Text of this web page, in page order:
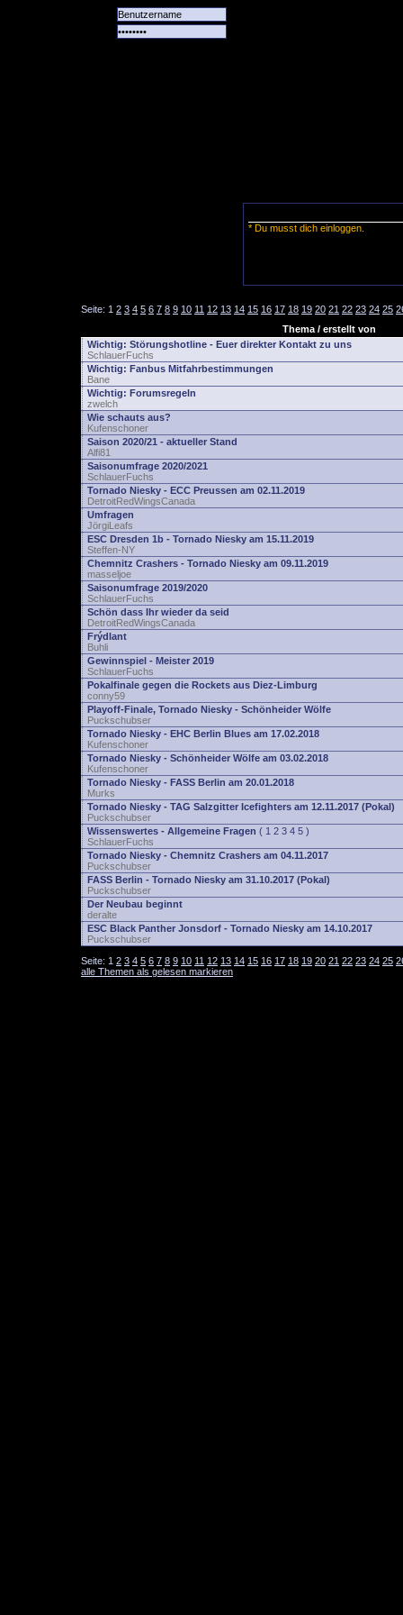
* Du musst dich einloggen.
Seite: 1 2 3 4 5 6 7 8 9 10 11 12 13 14 15 16 17 18 19 20 21 22 23 24 25
Thema / erstellt von
Wichtig: Störungshotline - Euer direkter Kontakt zu uns
SchlauerFuchs
Wichtig: Fanbus Mitfahrbestimmungen
Bane
Wichtig: Forumsregeln
zwelch
Wie schauts aus?
Kufenschoner
Saison 2020/21 - aktueller Stand
Alfi81
Saisonumfrage 2020/2021
SchlauerFuchs
Tornado Niesky - ECC Preussen am 02.11.2019
DetroitRedWingsCanada
Umfragen
JörgiLeafs
ESC Dresden 1b - Tornado Niesky am 15.11.2019
Steffen-NY
Chemnitz Crashers - Tornado Niesky am 09.11.2019
masseljoe
Saisonumfrage 2019/2020
SchlauerFuchs
Schön dass Ihr wieder da seid
DetroitRedWingsCanada
Frýdlant
Buhli
Gewinnspiel - Meister 2019
SchlauerFuchs
Pokalfinale gegen die Rockets aus Diez-Limburg
conny59
Playoff-Finale, Tornado Niesky - Schönheider Wölfe
Puckschubser
Tornado Niesky - EHC Berlin Blues am 17.02.2018
Kufenschoner
Tornado Niesky - Schönheider Wölfe am 03.02.2018
Kufenschoner
Tornado Niesky - FASS Berlin am 20.01.2018
Murks
Tornado Niesky - TAG Salzgitter Icefighters am 12.11.2017 (Pokal)
Puckschubser
Wissenswertes - Allgemeine Fragen ( 1 2 3 4 5 )
SchlauerFuchs
Tornado Niesky - Chemnitz Crashers am 04.11.2017
Puckschubser
FASS Berlin - Tornado Niesky am 31.10.2017 (Pokal)
Puckschubser
Der Neubau beginnt
deralte
ESC Black Panther Jonsdorf - Tornado Niesky am 14.10.2017
Puckschubser
Seite: 1 2 3 4 5 6 7 8 9 10 11 12 13 14 15 16 17 18 19 20 21 22 23 24 25
alle Themen als gelesen markieren